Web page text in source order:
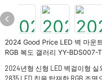
2024 Good Price LED 벽 마운
RGB 복도 갤러리 YY-BDS007-T
2024년형 신형 LED 벽걸이형 실
2835 LED 칩을 탑재한 RGB 조